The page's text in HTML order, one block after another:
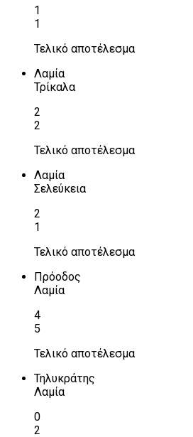
1
1
Τελικό αποτέλεσμα
Λαμία
Τρίκαλα
2
2
Τελικό αποτέλεσμα
Λαμία
Σελεύκεια
2
1
Τελικό αποτέλεσμα
Πρόοδος
Λαμία
4
5
Τελικό αποτέλεσμα
Τηλυκράτης
Λαμία
0
2